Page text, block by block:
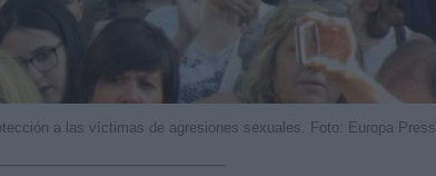
a las víctimas de agresiones sexuales. Foto: Europa Press